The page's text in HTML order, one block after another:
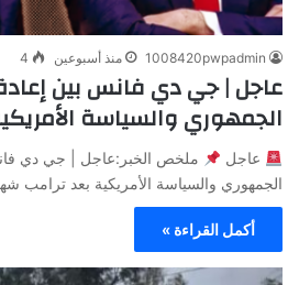
1008420pwpadmin منذ أسبوعين 4
عاجل | جي دي فانس بين
الجمهوري والسياسة
عاجل
ملخص الخبر:عاجل | جي دي
الجمهوري والسياسة الأمريكية بعد ترامب
أكمل القراءة »